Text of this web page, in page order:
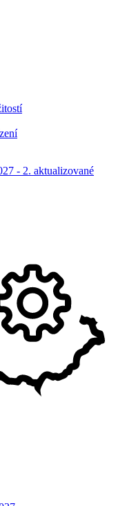
- 2. aktualizované